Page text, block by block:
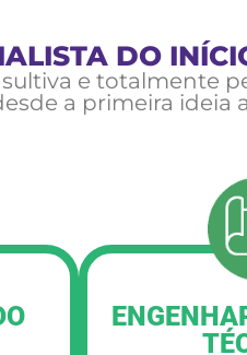
DO
e totalmente
a primeira ideia